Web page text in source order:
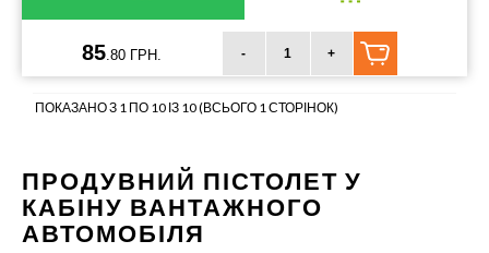
85 .80 ГРН. - +
ПОКАЗАНО З 1 ПО 10 ІЗ 10 (ВСЬОГО 1 СТОРІНОК)
ПРОДУВНИЙ ПІСТОЛЕТ У
КАБІНУ ВАНТАЖНОГО
АВТОМОБІЛЯ